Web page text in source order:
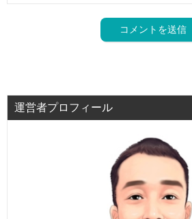
運営者プロフィール